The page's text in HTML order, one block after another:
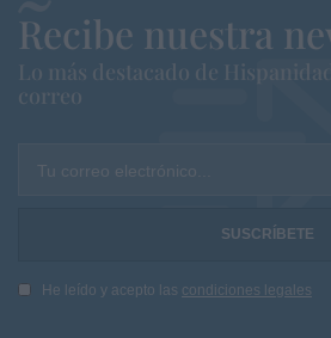
Recibe nuestra
Lo más destacado de
correo
Tu correo electrónico...
He leído y acepto las condiciones legales